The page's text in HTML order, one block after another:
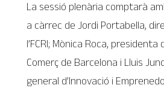
La sessió plenària comptarà
a càrrec de Jordi Portabella,
l’FCRI; Mònica Roca, presidenta
Comerç de Barcelona i Lluis
general d’Innovació i